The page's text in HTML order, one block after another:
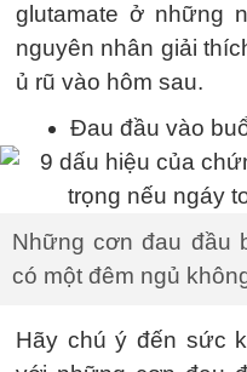
glutamate ở những
nguyên nhân giải
ủ rũ vào hôm sau.
Đau đầu vào
Những cơn đau đầu
có một đêm ngủ
Hãy chú ý đến sức